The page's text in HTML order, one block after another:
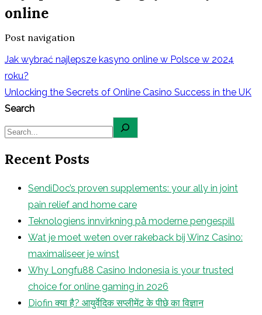
online
Post navigation
Jak wybrać najlepsze kasyno online w Polsce w 2024
roku?
Unlocking the Secrets of Online Casino Success in the UK
Search
Recent Posts
SendiDoc’s proven supplements: your ally in joint
pain relief and home care
Teknologiens innvirkning på moderne pengespill
Wat je moet weten over rakeback bij Winz Casino:
maximaliseer je winst
Why Longfu88 Casino Indonesia is your trusted
choice for online gaming in 2026
Diofin क्या है? आयुर्वेदिक सप्लीमेंट के पीछे का विज्ञान